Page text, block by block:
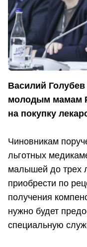
Василий
молодым мамам
на покупку
Чиновникам
льготных
малышей до трех
приобрести по
получения
нужно будет
специальную